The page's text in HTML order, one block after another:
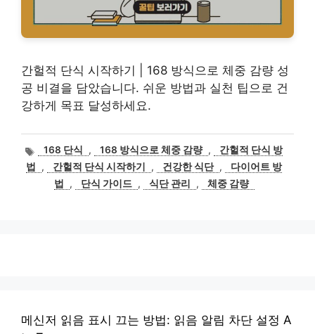
간헐적 단식 시작하기 | 168 방식으로 체중 감량 성
공 비결을 담았습니다. 쉬운 방법과 실천 팁으로 건
강하게 목표 달성하세요.
태168 단식 , 168 방식으로 체중 감량 ,
간헐적 단식 방
법
, 간헐적 단식 시작하기 , 건강한 식단 ,
다이어트 방
법
, 단식 가이드 , 식단 관리 , 체중 감량
메신저 읽음 표시 끄는 방법: 읽음 알림 차단 설정 A